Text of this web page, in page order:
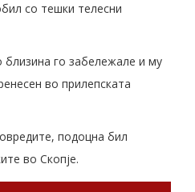
со тешки телесни
близина го забележале и му
во прилепската
подоцна бил
во Скопје.